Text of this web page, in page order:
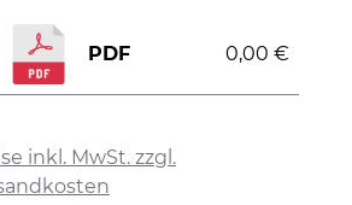
inkl. MwSt. zzgl.
PDF 0,00 €